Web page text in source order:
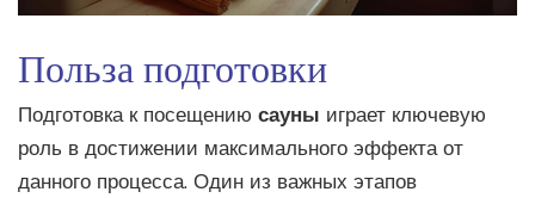
Польза подготовки
Подготовка к посещению сауны играет ключевую
роль в достижении максимального эффекта от
данного процесса. Один из важных этапов